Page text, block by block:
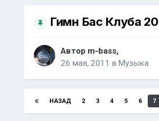
Гимн Бас Клуба
Автор m-bass,
26 мая, 2011 в Музыка
НАЗАД 2 3 4 5 6 7